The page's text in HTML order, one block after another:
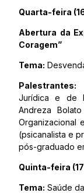
Quarta-feira
Abertura da
Coragem”
Tema:
Palestrantes:
Jurídica e de
Andreza
Organizacional
(psicanalista e
pós-graduado
Quinta-feira
Tema: Saúde